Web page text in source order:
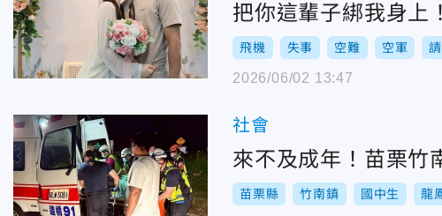
把你這輩子綁我身上
飛機 失事 空難 空軍
2026/06/02 13:47
社會
來不及成年！苗栗竹
苗栗縣 竹南鎮 國中生 龍